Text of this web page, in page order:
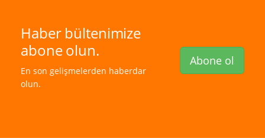
Haber bültenimize
abone olun.
En son gelişmelerden haberdar
olun.
Abone ol